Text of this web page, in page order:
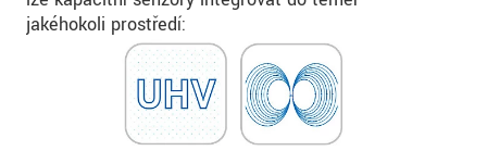
jakéhokoli prostředí: